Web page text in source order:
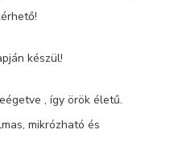
készül!
, így örök életű.
mikrózható és